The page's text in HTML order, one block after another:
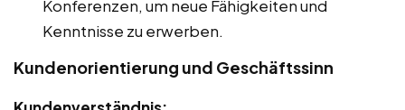
Konferenzen, um neue Fähigkeiten und
Kenntnisse zu erwerben.
Kundenorientierung und Geschäftssinn